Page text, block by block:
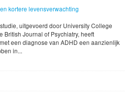
kortere levensverwachting
uitgevoerd door University College
British Journal of Psychiatry, heeft
een diagnose van ADHD een aanzienlijk
in...